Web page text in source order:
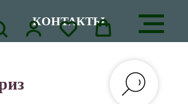
КОНТАКТЫ